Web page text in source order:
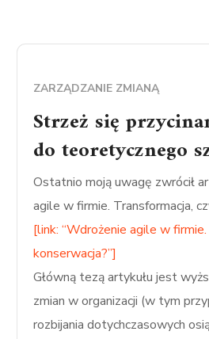
ZARZĄDZANIE ZMIANĄ
Strzeż się
do teoretycznego
Ostatnio moją uwagę zwrócił
agile w firmie. Transformacja,
[link: “Wdrożenie agile w
konserwacja?”]
Główną tezą artykułu jest
zmian w organizacji (w tym
rozbijania dotychczasowych